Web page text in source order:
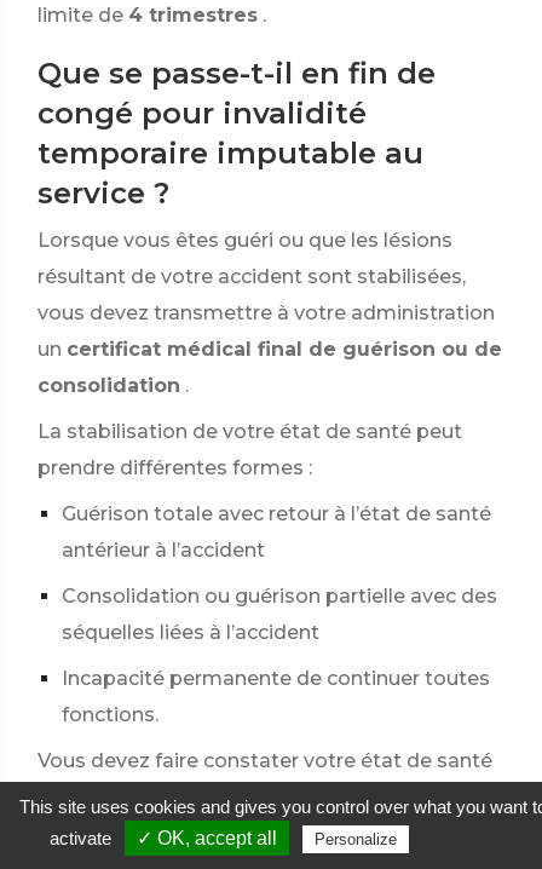
limite de 4 trimestres .
Que se passe-t-il en fin de
congé pour invalidité
temporaire imputable au
service ?
Lorsque vous êtes guéri ou que les lésions
résultant de votre accident sont stabilisées,
vous devez transmettre à votre administration
un certificat médical final de guérison ou de
consolidation .
La stabilisation de votre état de santé peut
prendre différentes formes :
Guérison totale avec retour à l’état de santé
antérieur à l’accident
Consolidation ou guérison partielle avec des
séquelles liées à l’accident
Incapacité permanente de continuer toutes
fonctions.
Vous devez faire constater votre état de santé
par votre médecin qui établit le certificat
médical final précisant votre situation.
This site uses cookies and gives you control over what you want
activate
✓ OK, accept all Personalize